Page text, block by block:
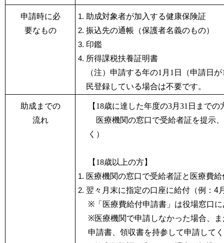
申請時に必
要なもの
助成対象者が加入する健康保険証
振込先の通帳（保護者名義のもの）
印鑑
所得課税扶養証明書
（注）申請する年の1 月1 日（申請日が
民登録している場合は不要です。
助成までの
流れ
【18歳に達した年度の3月31日までの
医療機関の窓口で受給者証を提示
く）
【18歳以上の方】
医療機関の窓口で受給者証と医療費
翌々月末に指定の口座に給付（例： 4
※ 「医療費給付申請書」は役場窓口
※医療機関で申請しなかった場合、
申請書、領収書を持参して申請して